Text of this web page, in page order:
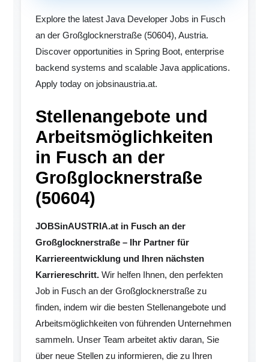
Explore the latest Java Developer Jobs in Fusch
an der Großglocknerstraße (50604), Austria.
Discover opportunities in Spring Boot, enterprise
backend systems and scalable Java applications.
Apply today on jobsinaustria.at.
Stellenangebote und
Arbeitsmöglichkeiten
in Fusch an der
Großglocknerstraße
(50604)
JOBSinAUSTRIA.at in Fusch an der
Großglocknerstraße – Ihr Partner für
Karriereentwicklung und Ihren nächsten
Karriereschritt. Wir helfen Ihnen, den perfekten
Job in Fusch an der Großglocknerstraße zu
finden, indem wir die besten Stellenangebote und
Arbeitsmöglichkeiten von führenden Unternehmen
sammeln. Unser Team arbeitet aktiv daran, Sie
über neue Stellen zu informieren, die zu Ihren